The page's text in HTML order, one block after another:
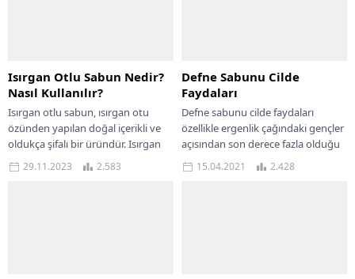
Isırgan Otlu Sabun Nedir?
Nasıl Kullanılır?
Isırgan otlu sabun, ısırgan otu
özünden yapılan doğal içerikli ve
oldukça şifalı bir üründür. Isırgan
otu hakkında daha önce hiçbir...
29.11.2023 2.583
Defne Sabunu Cilde
Faydaları
Defne sabunu cilde faydaları
özellikle ergenlik çağındaki gençler
açısından son derece fazla olduğu
bilinmektedir. Doğal bir yapıya
sahip olması bakımından...
15.04.2021 2.428